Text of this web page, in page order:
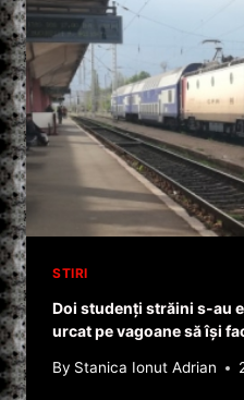
STIRI
Doi studenţi străini s-au
urcat pe vagoane să îşi
By Stanica Ionut Adrian